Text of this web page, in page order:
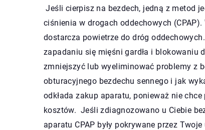
Jeśli cierpisz na bezdech, jedną z metod
ciśnienia w drogach oddechowych
dostarcza powietrze do dróg
zapadaniu się mięśni gardła i blokowaniu
zmniejszyć lub wyeliminować problemy z
obturacyjnego bezdechu sennego i jak
odkłada zakup aparatu, ponieważ nie
kosztów. Jeśli zdiagnozowano u Ciebie
aparatu CPAP były pokrywane przez